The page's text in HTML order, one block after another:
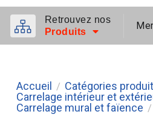
Retrouvez nos
Produits
Accueil / Catégories
Carrelage intérieur et
Carrelage mural et faïence /